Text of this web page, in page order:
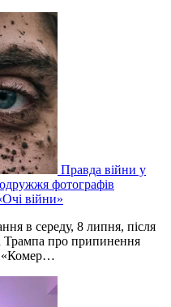
Правда війни у
фотографів
війни»
в середу, 8 липня, після
про припинення
«Комер…